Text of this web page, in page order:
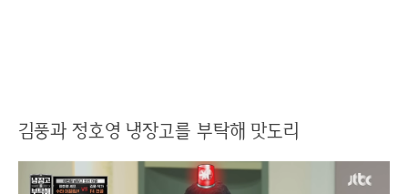
김풍과 정호영 냉장고를 부탁해 맛도리